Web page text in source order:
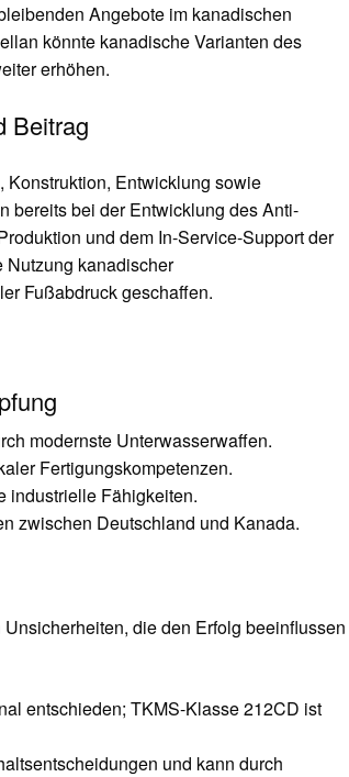
Angebote im kanadischen
könnte kanadische Varianten des
erhöhen.
Beitrag
Konstruktion, Entwicklung sowie
bereits bei der Entwicklung des Anti-
und dem In-Service-Support der
kanadischer
Fußabdruck geschaffen.
modernste Unterwasserwaffen.
Fertigungskompetenzen.
industrielle Fähigkeiten.
zwischen Deutschland und Kanada.
die den Erfolg beeinflussen
entschieden; TKMS-Klasse 212CD ist
und kann durch